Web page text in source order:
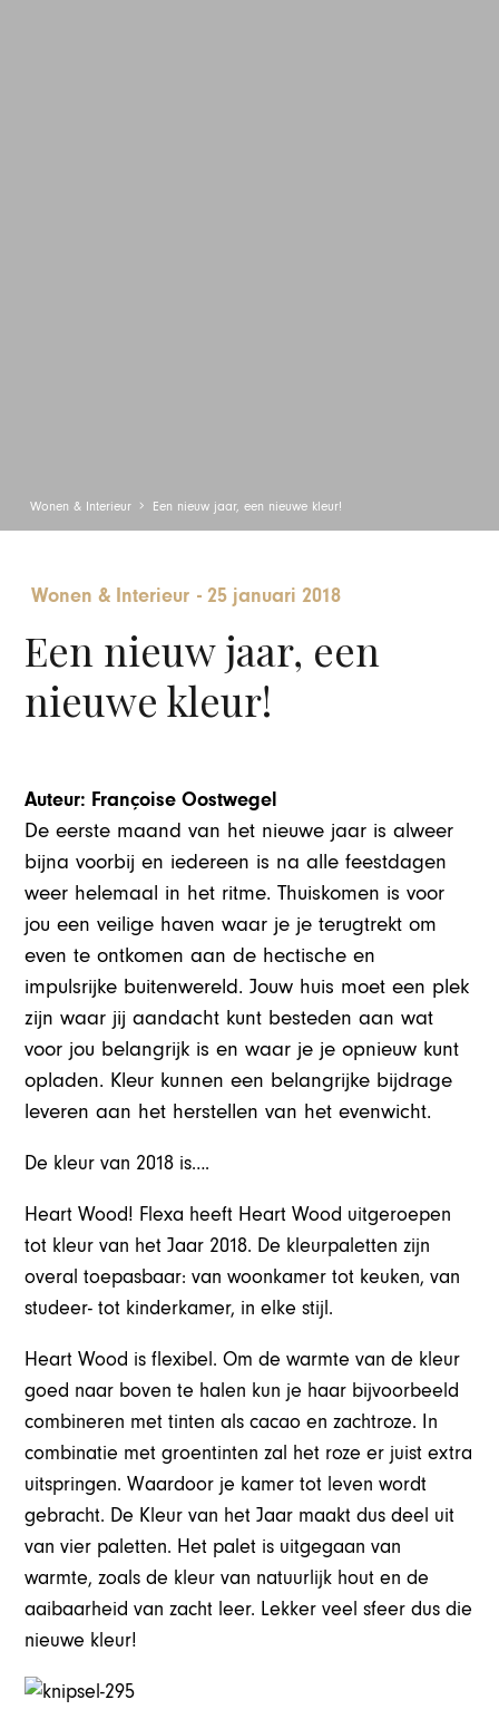
Wonen & Interieur Een nieuw jaar, een nieuwe kleur!
Wonen & Interieur -25 januari 2018
Een nieuw jaar, een
nieuwe kleur!
Auteur: Françoise Oostwegel
De eerste maand van het nieuwe jaar is alweer
bijna voorbij en iedereen is na alle feestdagen
weer helemaal in het ritme. Thuiskomen is voor
jou een veilige haven waar je je terugtrekt om
even te ontkomen aan de hectische en
impulsrijke buitenwereld. Jouw huis moet een plek
zijn waar jij aandacht kunt besteden aan wat
voor jou belangrijk is en waar je je opnieuw kunt
opladen. Kleur kunnen een belangrijke bijdrage
leveren aan het herstellen van het evenwicht.
De kleur van 2018 is….
Heart Wood! Flexa heeft Heart Wood uitgeroepen
tot kleur van het Jaar 2018. De kleurpaletten zijn
overal toepasbaar: van woonkamer tot keuken, van
studeer- tot kinderkamer, in elke stijl.
Heart Wood is flexibel. Om de warmte van de kleur
goed naar boven te halen kun je haar bijvoorbeeld
combineren met tinten als cacao en zachtroze. In
combinatie met groentinten zal het roze er juist extra
uitspringen. Waardoor je kamer tot leven wordt
gebracht. De Kleur van het Jaar maakt dus deel uit
van vier paletten. Het palet is uitgegaan van
warmte, zoals de kleur van natuurlijk hout en de
aaibaarheid van zacht leer. Lekker veel sfeer dus die
nieuwe kleur!